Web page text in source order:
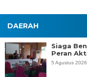
DAERAH
Siaga
Peran
5 Agustus